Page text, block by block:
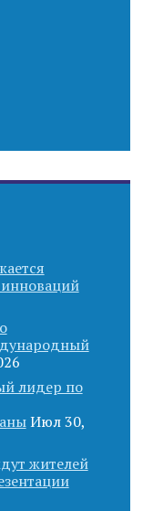
лидер по
Июл 30,
жителей